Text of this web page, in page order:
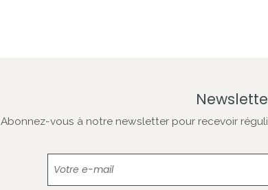
Abonnez-vous à notre newsletter pour recevoir